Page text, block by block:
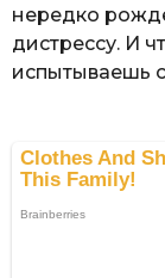
нередко
дистрессу. И
испытываешь